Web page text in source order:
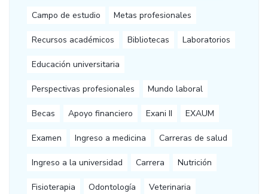
Campo de estudio Metas profesionales
Recursos académicos Bibliotecas Laboratorios
Educación universitaria
Perspectivas profesionales Mundo laboral
Becas Apoyo financiero Exani II EXAUM
Examen Ingreso a medicina Carreras de salud
Ingreso a la universidad Carrera Nutrición
Fisioterapia Odontología Veterinaria